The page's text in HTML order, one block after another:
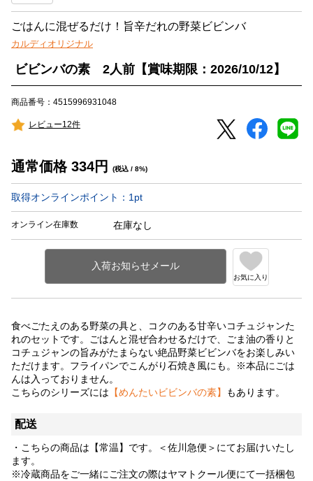
ごはんに混ぜるだけ！旨辛だれの野菜ビビンバ
カルディオリジナル
ビビンバの素 2人前【賞味期限：2026/10/12】
商品番号：4515996931048
レビュー12件
通常価格 334円 (税込 / 8%)
取得オンラインポイント： 1 pt
オンライン在庫数 在庫なし
お気に入り
食べごたえのある野菜の具と、コクのある甘辛いコチュジャンた
れのセットです。ごはんと混ぜ合わせるだけで、ごま油の香りと
コチュジャンの旨みがたまらない絶品野菜ビビンバをお楽しみい
ただけます。フライパンでこんがり石焼き風にも。※本品にごは
んは入っておりません。
こちらのシリーズには 【めんたいビビンバの素】 もあります。
配送
・こちらの商品は【常温】です。＜佐川急便＞にてお届けいたし
ます。
※冷蔵商品をご一緒にご注文の際はヤマトクール便にて一括梱包